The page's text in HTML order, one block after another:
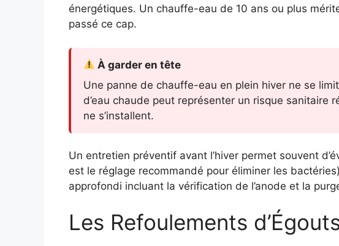
énergétiques. Un chauffe-eau de 10 ans ou plus
passé ce cap.
À garder en tête
Une panne de chauffe-eau en plein hiver ne se
d’eau chaude peut représenter un risque sanitaire
ne s’installent.
Un entretien préventif avant l’hiver permet souvent
est le réglage recommandé pour éliminer les
approfondi incluant la vérification de l’anode et la
Les Refoulements